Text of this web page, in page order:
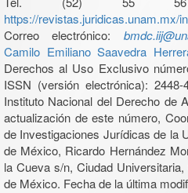
https://revistas.juridicas.unam.mx/
Correo electrónico:
Camilo Emiliano Saavedra
Derechos al Uso Exclusivo
ISSN (versión electrónica):
Instituto Nacional del Derecho de
actualización de este número,
de Investigaciones Jurídicas de la
de México, Ricardo Hernández
la Cueva s/n, Ciudad
de México. Fecha de la última